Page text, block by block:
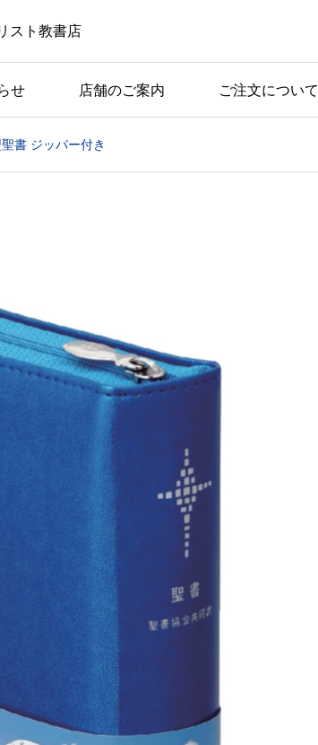
スト教書店
せ 店舗のご案内 ご注文について
書 ジッパー付き